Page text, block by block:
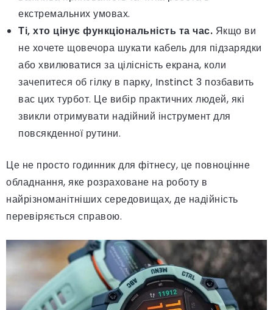
екстремальних умовах.
Ті, хто цінує функціональність та час. Якщо ви
не хочете щовечора шукати кабель для підзарядки
або хвилюватися за цілісність екрана, коли
зачепитеся об гілку в парку, Instinct 3 позбавить
вас цих турбот. Це вибір практичних людей, які
звикли отримувати надійний інструмент для
повсякденної рутини.
Це не просто годинник для фітнесу, це повноцінне
обладнання, яке розраховане на роботу в
найрізноманітніших середовищах, де надійність
перевіряється справою.